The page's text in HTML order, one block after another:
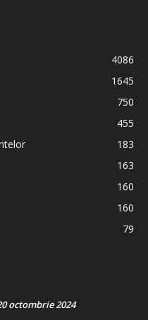
4086
1645
750
455
183
163
160
160
79
octombrie 2024